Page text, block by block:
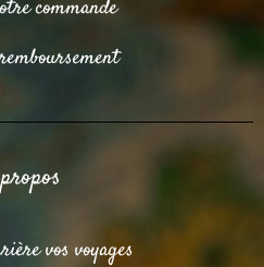
commande
vos voyages